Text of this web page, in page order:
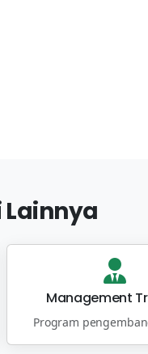
Management
Program